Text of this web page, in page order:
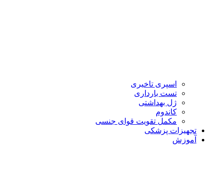
اسپری تاخیری
تست بارداری
ژل بهداشتی
کاندوم
مکمل تقویت قوای جنسی
تجهیزات پزشکی
آموزش